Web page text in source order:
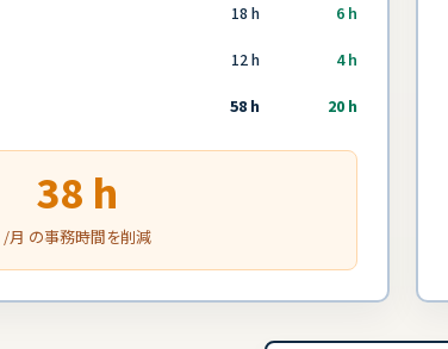
18 h
6 h
12 h
4 h
58 h 20 h
38 h
/月 の事務時間を削減